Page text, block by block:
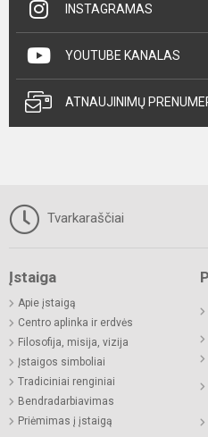
INSTAGRAMAS
YOUTUBE KANALAS
ATNAUJINIMŲ
Tvarkaraščiai
Įstaiga
Apie įstaigą
Centro aplinka ir erdvės
Filosofija, misija, vizija
Įstaigos simboliai
Tradiciniai renginiai
Bendradarbiavimas
Priėmimas į įstaigą